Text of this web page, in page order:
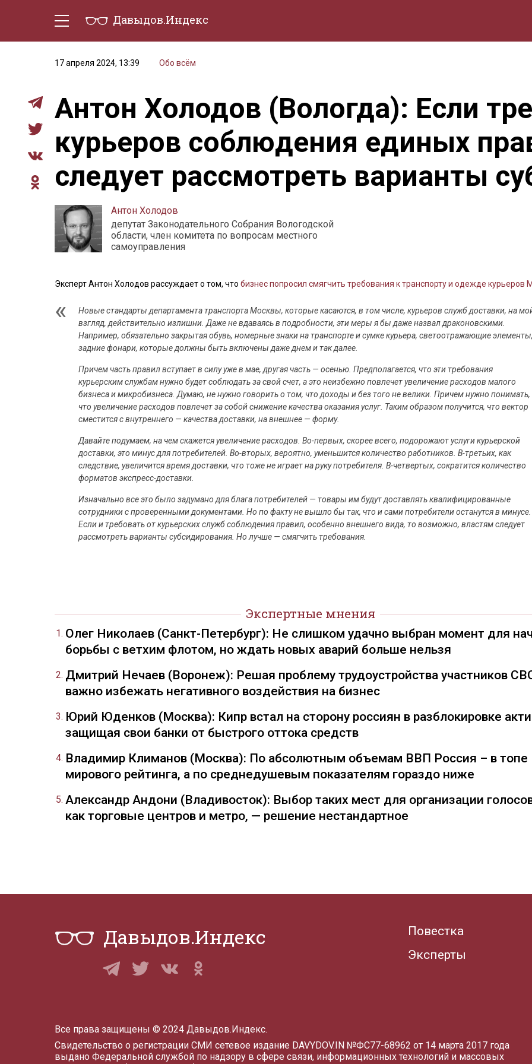
Давыдов.Индекс
17 апреля 2024, 13:39
Обо всём
Антон Холодов (Вологда): Если
курьеров соблюдения единых
следует рассмотреть варианты
Антон Холодов
депутат Законодательного Собрания Вологодской
области, член комитета по вопросам местного
самоуправления
Эксперт Антон Холодов рассуждает о том, что бизнес попросил смягчить требования к транспорту и одежде курьеров
Новые стандарты департамента транспорта Москвы, которые касаются, в том числе, курьеров служб доставки, на
взгляд, действительно излишни. Даже не вдаваясь в подробности, эти меры я бы даже назвал драконовскими.
Например, обязательно закрытая обувь, номерные знаки на транспорте и сумке курьера, светоотражающие элементы,
задние фонари, которые должны быть включены даже днем и так далее.
Причем часть правил вступает в силу уже в мае, другая часть — осенью. Предполагается, что эти требования
курьерским службам нужно будет соблюдать за свой счет, а это неизбежно повлечет увеличение расходов малого
бизнеса и микробизнеса. Думаю, не нужно говорить о том, что доходы и без того не велики. Причем нужно понимать,
что увеличение расходов повлечет за собой снижение качества оказания услуг. Таким образом получится, что вектор
сместится с внутреннего — качества доставки, на внешнее — форму.
Давайте подумаем, на чем скажется увеличение расходов. Во-первых, скорее всего, подорожают услуги курьерской
доставки, это минус для потребителей. Во-вторых, вероятно, уменьшится количество работников. В-третьих, как
следствие, увеличится время доставки, что тоже не играет на руку потребителя. В-четвертых, сократится количество
форматов экспресс-доставки.
Изначально все это было задумано для блага потребителей — товары им будут доставлять квалифицированные
сотрудники с проверенными документами. Но по факту не вышло бы так, что и сами потребители останутся в минусе.
Если и требовать от курьерских служб соблюдения правил, особенно внешнего вида, то возможно, властям следует
рассмотреть варианты субсидирования. Но лучше — смягчить требования.
Экспертные мнения
Олег Николаев (Санкт-Петербург): Не слишком удачно выбран момент для
борьбы с ветхим флотом, но ждать новых аварий больше нельзя
Дмитрий Нечаев (Воронеж): Решая проблему трудоустройства участников
важно избежать негативного воздействия на бизнес
Юрий Юденков (Москва): Кипр встал на сторону россиян в разблокировке
защищая свои банки от быстрого оттока средств
Владимир Климанов (Москва): По абсолютным объемам ВВП Россия – в топе
мирового рейтинга, а по среднедушевым показателям гораздо ниже
Александр Андони (Владивосток): Выбор таких мест для организации
как торговые центров и метро, — решение нестандартное
Давыдов.Индекс
Повестка
Эксперты
Все права защищены © 2024 Давыдов.Индекс.
Свидетельство о регистрации СМИ сетевое издание DAVYDOV.IN №ФС77-68962 от 14 марта 2017 года
выдано Федеральной службой по надзору в сфере связи, информационных технологий и массовых